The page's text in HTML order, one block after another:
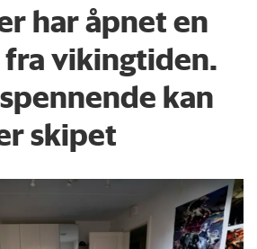
har åpnet en
fra vikingtiden.
kan
skipet